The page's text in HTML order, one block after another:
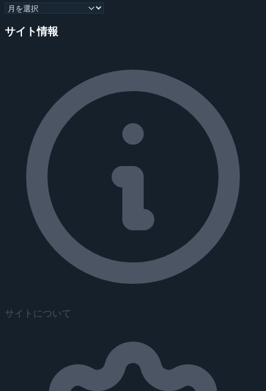
サイト情報
サイトについて